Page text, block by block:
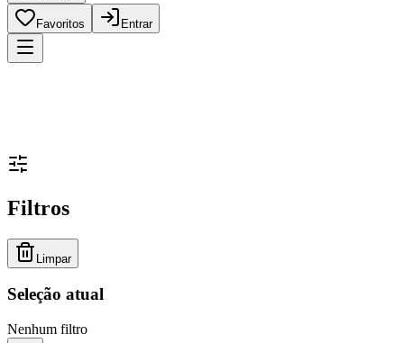
Favoritos Entrar
Filtros
Limpar
Seleção atual
Nenhum filtro